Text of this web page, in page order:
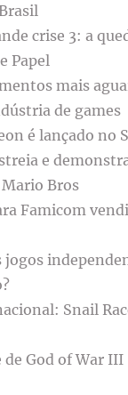
crise 3: a
Papel
mais
de games
é lançado no
e
Bros
Famicom
jogos
Snail
God of War III